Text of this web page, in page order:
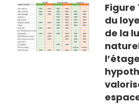
Figure
du
de la